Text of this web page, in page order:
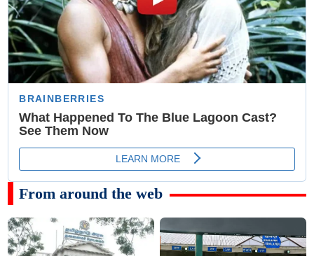
From around the web